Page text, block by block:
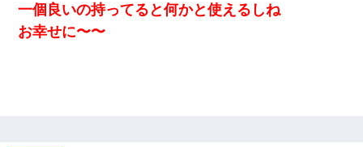
一個良いの持ってると何かと使えるしね
お幸せに〜〜